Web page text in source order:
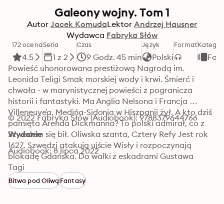
Galeony wojny. Tom 1
Autor Jacek KomudaLektor Andrzej Hausner
Wydawca Fabryka Słów
172 ocena
4.5
Seria
1 z 2
Czas
9 Godz. 45 min
Język
Polski
Format
Powieść uhonorowana prestiżową Nagrodą im.
Leonida Teligi Smak morskiej wody i krwi. Śmierć i
chwała - w marynistycznej powieści z pogranicza
historii i fantastyki. Ma Anglia Nelsona i Francja
Villeneuve`a, Medińa-Sidonia w Hiszpanii żył. A kto dziś
pamięta Arenda Dickmanna? To polski admirał, co z
Szwedem się bił. Oliwska szanta, Cztery Refy Jest rok
1627. Szwedzi atakują ujście Wisły i rozpoczynają
blokadę Gdańska. Do walki z eskadrami Gustawa
Adolfa staje młoda polska flota wojenna Zygmunta III
Wazy, wspierana przez kaprów na służbie królewskiej.
Kapitan Arendt Dickmann, późniejszy admirał i
© 2022 Fabryka Słów (Audiobook): 9788379644766
Wydanie
Audiobook: 8 lipca 2022
Tagi
Bitwa pod OliwąFantasy